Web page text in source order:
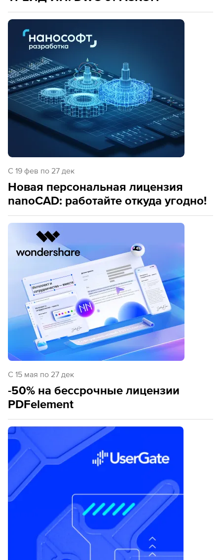
C 19 фев по 27 дек
Новая персональная лицензия
nanoCAD: работайте откуда угодно!
C 15 мая по 27 дек
-50% на бессрочные лицензии
PDFelement